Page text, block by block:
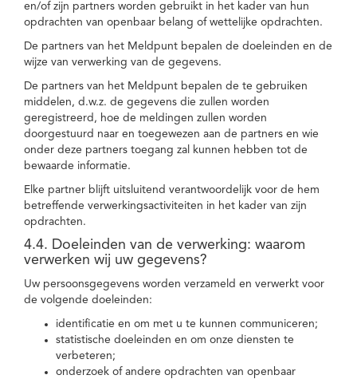
en/of zijn partners worden gebruikt in het kader van hun
opdrachten van openbaar belang of wettelijke opdrachten.
De partners van het Meldpunt bepalen de doeleinden en de
wijze van verwerking van de gegevens.
De partners van het Meldpunt bepalen de te gebruiken
middelen, d.w.z. de gegevens die zullen worden
geregistreerd, hoe de meldingen zullen worden
doorgestuurd naar en toegewezen aan de partners en wie
onder deze partners toegang zal kunnen hebben tot de
bewaarde informatie.
Elke partner blijft uitsluitend verantwoordelijk voor de hem
betreffende verwerkingsactiviteiten in het kader van zijn
opdrachten.
4.4. Doeleinden van de verwerking: waarom
verwerken wij uw gegevens?
Uw persoonsgegevens worden verzameld en verwerkt voor
de volgende doeleinden:
identificatie en om met u te kunnen communiceren;
statistische doeleinden en om onze diensten te
verbeteren;
onderzoek of andere opdrachten van openbaar